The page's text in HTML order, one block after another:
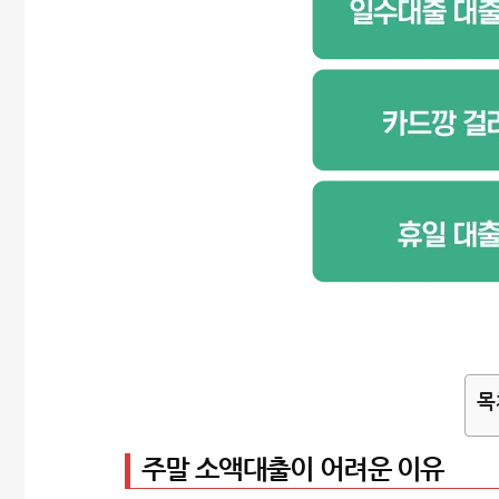
주말 소액대출이 어려운 이유